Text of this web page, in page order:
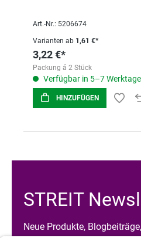
Art.-Nr.: 5206674
Varianten ab 1,61 €*
3,22 €*
Packung á 2 Stück
Verfügbar in 5–7
HINZUFÜGEN
STREIT
Neue Produkte,